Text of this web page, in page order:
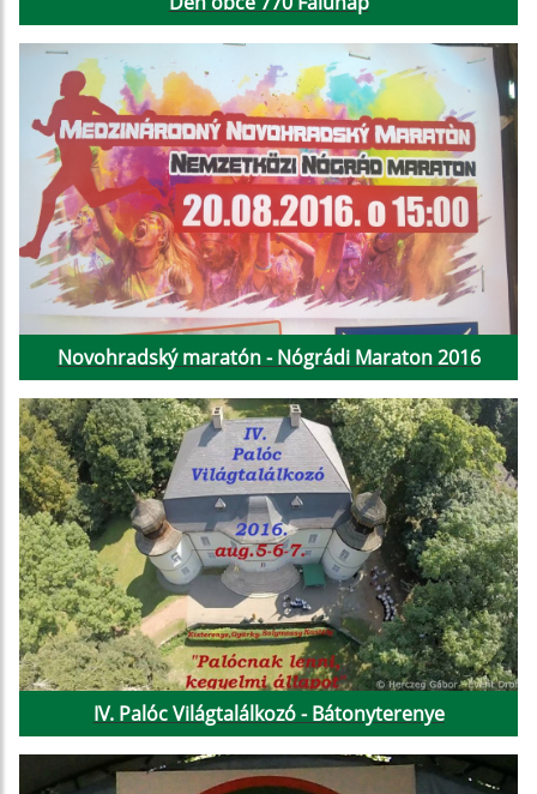
Novohradský maratón - Nógrádi Maraton 2016
IV. Palóc Világtalálkozó - Bátonyterenye